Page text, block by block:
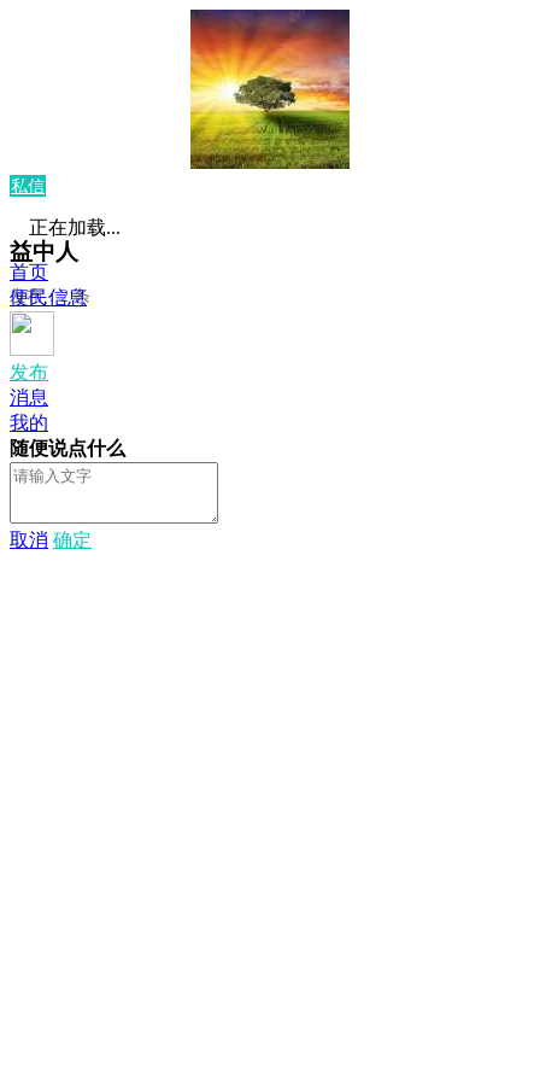
私信
益中人
发布：2 条
正在加载...
首页
便民信息
发布
消息
我的
随便说点什么
取消 确定